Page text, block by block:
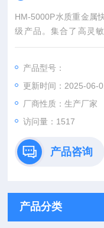
HM-5000P水质重金属
级产品。集合了高灵
法"和快速、抗干扰性
产品型号：
更新时间：2025-06-
厂商性质：生产厂家
访问量：1517
产品咨询
产品分类